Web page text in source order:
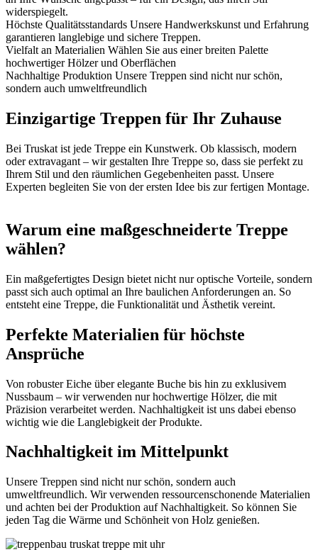
widerspiegelt.
Höchste Qualitätsstandards Unsere Handwerkskunst und Erfahrung
garantieren langlebige und sichere Treppen.
Vielfalt an Materialien Wählen Sie aus einer breiten Palette
hochwertiger Hölzer und Oberflächen
Nachhaltige Produktion Unsere Treppen sind nicht nur schön,
sondern auch umweltfreundlich
Einzigartige Treppen für Ihr Zuhause
Bei Truskat ist jede Treppe ein Kunstwerk. Ob klassisch, modern
oder extravagant – wir gestalten Ihre Treppe so, dass sie perfekt zu
Ihrem Stil und den räumlichen Gegebenheiten passt. Unsere
Experten begleiten Sie von der ersten Idee bis zur fertigen Montage.
Warum eine maßgeschneiderte Treppe
wählen?
Ein maßgefertigtes Design bietet nicht nur optische Vorteile, sondern
passt sich auch optimal an Ihre baulichen Anforderungen an. So
entsteht eine Treppe, die Funktionalität und Ästhetik vereint.
Perfekte Materialien für höchste
Ansprüche
Von robuster Eiche über elegante Buche bis hin zu exklusivem
Nussbaum – wir verwenden nur hochwertige Hölzer, die mit
Präzision verarbeitet werden. Nachhaltigkeit ist uns dabei ebenso
wichtig wie die Langlebigkeit der Produkte.
Nachhaltigkeit im Mittelpunkt
Unsere Treppen sind nicht nur schön, sondern auch
umweltfreundlich. Wir verwenden ressourcenschonende Materialien
und achten bei der Produktion auf Nachhaltigkeit. So können Sie
jeden Tag die Wärme und Schönheit von Holz genießen.